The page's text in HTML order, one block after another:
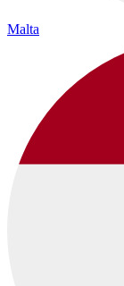
Malta